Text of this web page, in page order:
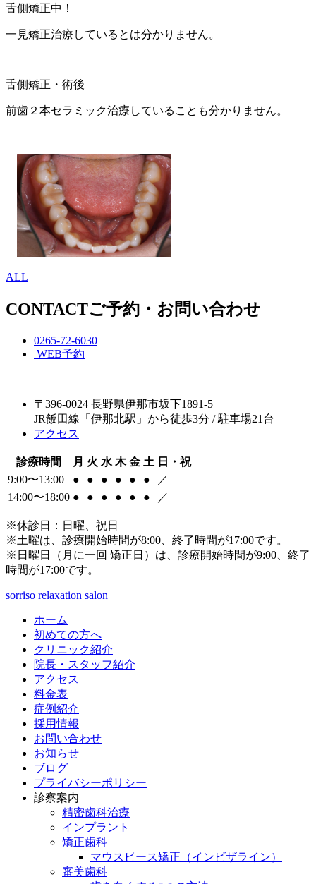
舌側矯正中！
一見矯正治療しているとは分かりません。
舌側矯正・術後
前歯２本セラミック治療していることも分かりません。
ALL
CONTACTご予約・お問い合わせ
0265-72-6030
WEB予約
〒396-0024 長野県伊那市坂下1891-5
JR飯田線「伊那北駅」から徒歩3分 / 駐車場21台
アクセス
診療時間 月 火 水 木 金 土 日・祝
9:00〜13:00
● ● ● ● ● ●
／
14:00〜18:00 ● ● ● ● ● ● ／
※休診日：日曜、祝日
※土曜は、診療開始時間が8:00、終了時間が17:00です。
※日曜日（月に一回 矯正日）は、診療開始時間が9:00、終了
時間が17:00です。
sorriso relaxation salon
ホーム
初めての方へ
クリニック紹介
院長・スタッフ紹介
アクセス
料金表
症例紹介
採用情報
お問い合わせ
お知らせ
ブログ
プライバシーポリシー
診察案内
精密歯科治療
インプラント
矯正歯科
マウスピース矯正（インビザライン）
審美歯科